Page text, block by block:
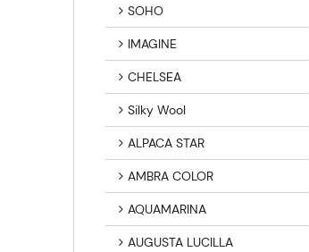
SOHO
IMAGINE
CHELSEA
Silky Wool
ALPACA STAR
AMBRA COLOR
AQUAMARINA
AUGUSTA LUCILLA